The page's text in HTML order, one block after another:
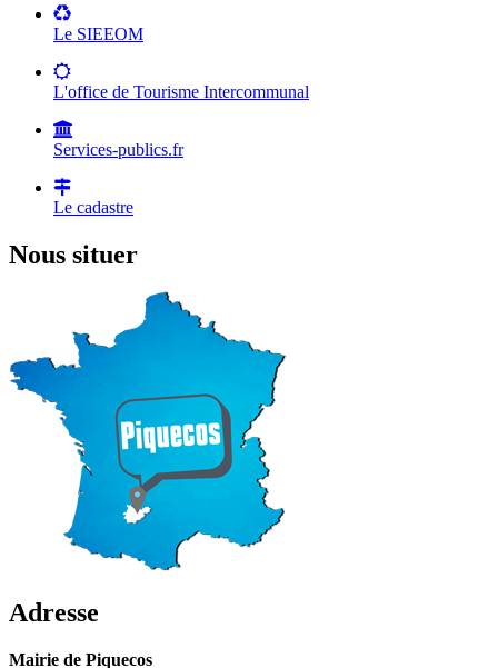
Le SIEEOM
L'office de Tourisme Intercommunal
Services-publics.fr
Le cadastre
Nous situer
Adresse
Mairie de Piquecos